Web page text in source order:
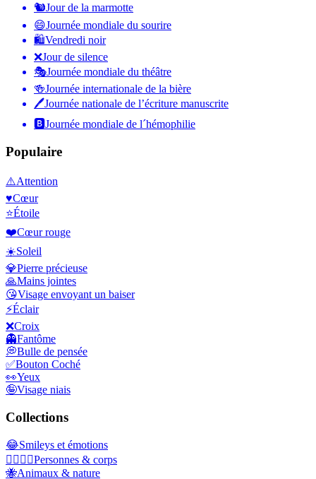
🐿Jour de la marmotte
😄Journée mondiale du sourire
🛍Vendredi noir
❌Jour de silence
🎭Journée mondiale du théâtre
🍻Journée internationale de la bière
🖊Journée nationale de l’écriture manuscrite
🅱️Journée mondiale de l´hémophilie
Populaire
⚠️Attention
♥️Cœur
⭐Étoile
❤️Cœur rouge
☀️Soleil
💎Pierre précieuse
🙏Mains jointes
😘Visage envoyant un baiser
⚡Éclair
❌Croix
👻Fantôme
💭Bulle de pensée
✅Bouton Coché
👀Yeux
🤪Visage niais
Collections
😂Smileys et émotions
👩‍❤️‍💋‍👨Personnes & corps
🐝Animaux & nature